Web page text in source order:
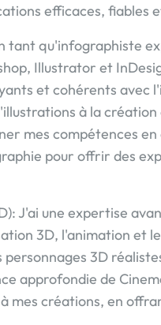
efficaces, fiables
tant qu'infographiste
Illustrator et
et cohérents avec
à la
mes compétences
pour offrir des
J'ai une expertise
3D, l'animation et
3D
approfondie de
mes créations, en